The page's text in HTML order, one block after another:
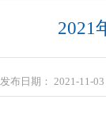
2021
发布日期： 2021-11-